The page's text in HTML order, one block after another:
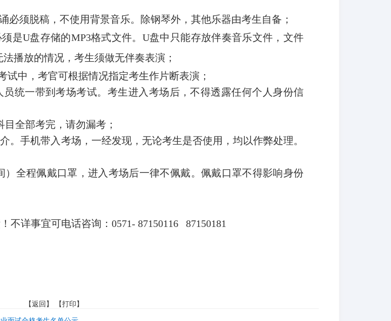
必须脱稿，不使用背景音乐。除钢琴外，其他乐器由考生自备；
是U盘存储的MP3格式文件。U盘中只能存放伴奏音乐文件，文件
播放的情况，考生须做无伴奏表演；
中，考官可根据情况指定考生作片断表演；
员统一带到考场考试。考生进入考场后，不得透露任何个人身份信
全部考完，请勿漏考；
。手机带入考场，一经发现，无论考生是否使用，均以作弊处理。
全程佩戴口罩，进入考场后一律不佩戴。佩戴口罩不得影响身份
不详事宜可电话咨询：0571- 87150116 87150181
【返回】 【打印】